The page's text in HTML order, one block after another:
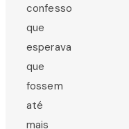
confesso
que
esperava
que
fossem
até
mais